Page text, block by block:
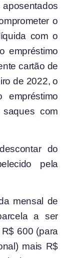
o
com o
empréstimo
cartão de
de 2022, o
com
do
pela
mensal de
a ser
600 (para
mais R$